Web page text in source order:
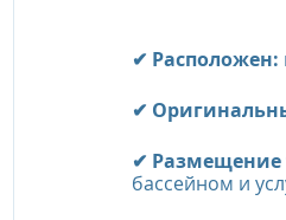
The Oberoi, Marrakech
Al Zorah Beach Resort
✔ Расположен:
✔
✔ Размещение
бассейном и